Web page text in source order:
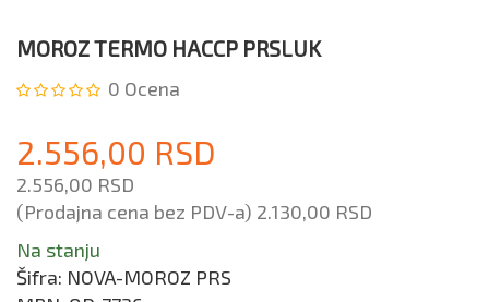
MOROZ TERMO HACCP PRSLUK
0 Ocena
2.556,00 RSD
2.556,00 RSD
(Prodajna cena bez PDV-a) 2.130,00 RSD
Na stanju
Šifra: NOVA-MOROZ PRS